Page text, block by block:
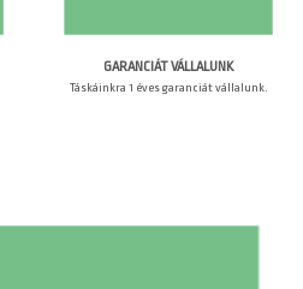
GARANCIÁT VÁLLALUNK
Táskáinkra 1 éves garanciát vállalunk.